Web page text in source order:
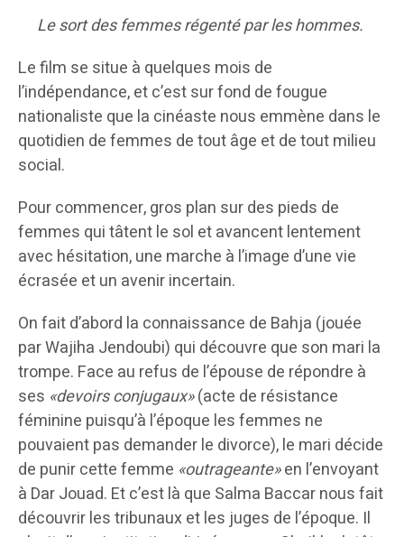
Le sort des femmes régenté par les hommes.
Le film se situe à quelques mois de
l’indépendance, et c’est sur fond de fougue
nationaliste que la cinéaste nous emmène dans le
quotidien de femmes de tout âge et de tout milieu
social.
Pour commencer, gros plan sur des pieds de
femmes qui tâtent le sol et avancent lentement
avec hésitation, une marche à l’image d’une vie
écrasée et un avenir incertain.
On fait d’abord la connaissance de Bahja (jouée
par Wajiha Jendoubi) qui découvre que son mari la
trompe. Face au refus de l’épouse de répondre à
ses «devoirs conjugaux»(acte de résistance
féminine puisqu’à l’époque les femmes ne
pouvaient pas demander le divorce), le mari décide
de punir cette femme «outrageante»en l’envoyant
à Dar Jouad. Et c’est là que Salma Baccar nous fait
découvrir les tribunaux et les juges de l’époque. Il